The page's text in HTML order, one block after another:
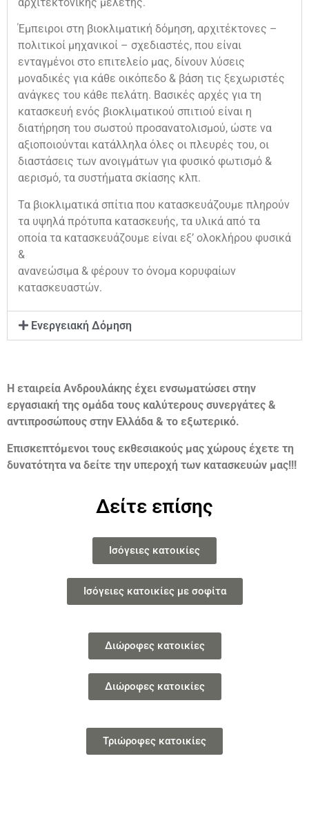
Έμπειροι στη βιοκλιματική δόμηση, αρχιτέκτονες –
πολιτικοί μηχανικοί – σχεδιαστές, που είναι
ενταγμένοι στο επιτελείο μας, δίνουν λύσεις
μοναδικές για κάθε οικόπεδο & βάση τις ξεχωριστές
ανάγκες του κάθε πελάτη. Βασικές αρχές για τη
κατασκευή ενός βιοκλιματικού σπιτιού είναι η
διατήρηση του σωστού προσανατολισμού, ώστε να
αξιοποιούνται κατάλληλα όλες οι πλευρές του, οι
διαστάσεις των ανοιγμάτων για φυσικό φωτισμό &
αερισμό, τα συστήματα σκίασης κλπ.
Τα βιοκλιματικά σπίτια που κατασκευάζουμε πληρούν
τα υψηλά πρότυπα κατασκευής, τα υλικά από τα
οποία τα κατασκευάζουμε είναι εξ’ ολοκλήρου φυσικά
&
ανανεώσιμα & φέρουν το όνομα κορυφαίων
κατασκευαστών.
Ενεργειακή Δόμηση
Η εταιρεία Ανδρουλάκης έχει ενσωματώσει στην
εργασιακή της ομάδα τους καλύτερους συνεργάτες &
αντιπροσώπους στην Ελλάδα & το εξωτερικό.
Επισκεπτόμενοι τους εκθεσιακούς μας χώρους έχετε τη
δυνατότητα να δείτε την υπεροχή των κατασκευών μας!!!
Δείτε επίσης
Ισόγειες κατοικίες
Ισόγειες κατοικίες με σοφίτα
Διώροφες κατοικίες
Διώροφες κατοικίες
Τριώροφες κατοικίες